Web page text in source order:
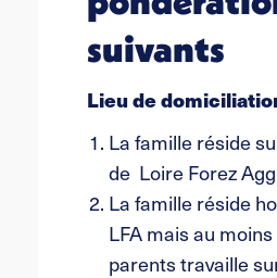
suivants
Lieu de
La famille réside
de Loire Forez
La famille réside
LFA mais au moins
parents travaille